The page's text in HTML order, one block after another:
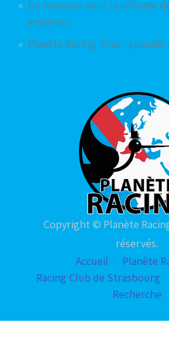
Du nouveau dans la réforme
amateurs
Planète Racing Tour : épisode
Copyright © Planète
réservés.
Accueil
Planète
Racing Club de Strasbourg
Recherche